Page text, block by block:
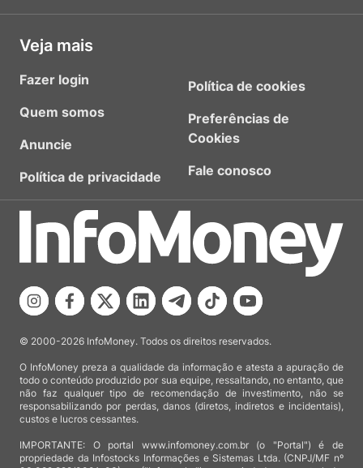
Veja mais
Fazer login
Quem somos
Anuncie
Política de privacidade
Política de cookies
Preferências de
Cookies
Fale conosco
© 2000-2026 InfoMoney. Todos os direitos reservados.
O InfoMoney preza a qualidade da informação e atesta a apuração de
todo o conteúdo produzido por sua equipe, ressaltando, no entanto, que
não faz qualquer tipo de recomendação de investimento, não se
responsabilizando por perdas, danos (diretos, indiretos e incidentais),
custos e lucros cessantes.
IMPORTANTE: O portal www.infomoney.com.br (o "Portal") é de
propriedade da Infostocks Informações e Sistemas Ltda. (CNPJ/MF nº